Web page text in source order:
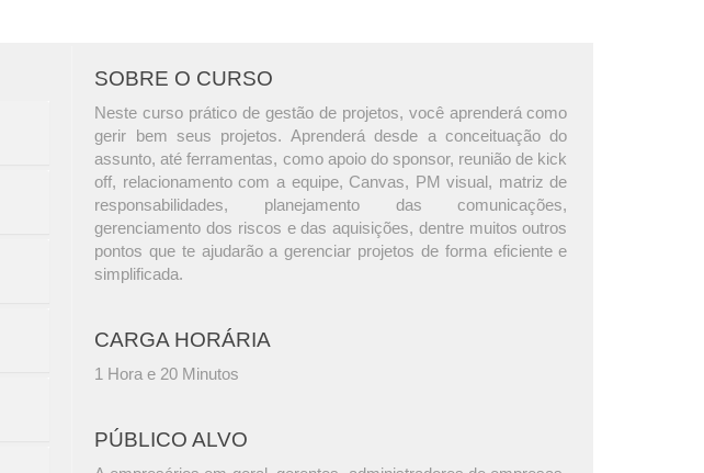
SOBRE O CURSO
Neste curso prático de gestão de projetos, você aprenderá como
gerir bem seus projetos. Aprenderá desde a conceituação do
assunto, até ferramentas, como apoio do sponsor, reunião de kick
off, relacionamento com a equipe, Canvas, PM visual, matriz de
responsabilidades, planejamento das comunicações,
gerenciamento dos riscos e das aquisições, dentre muitos outros
pontos que te ajudarão a gerenciar projetos de forma eficiente e
simplificada.
CARGA HORÁRIA
1 Hora e 20 Minutos
PÚBLICO ALVO